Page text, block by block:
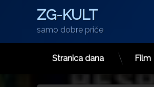
ZG-KULT
samo dobre priče
Stranica dana Film